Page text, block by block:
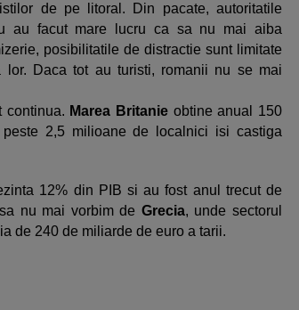
de pe litoral. Din pacate, autoritatile
au facut mare lucru ca sa nu mai aiba
posibilitatile de distractie sunt limitate
Daca tot au turisti, romanii nu se mai
continua. Marea Britanie obtine anual 150
2,5 milioane de localnici isi castiga
12% din PIB si au fost anul trecut de
nu mai vorbim de Grecia, unde sectorul
de 240 de miliarde de euro a tarii.